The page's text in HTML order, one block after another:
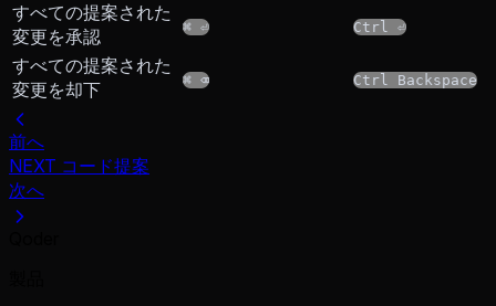
すべての提案された
変更を承認
⌘ ⏎ Ctrl ⏎
すべての提案された
変更を却下
⌘ ⌫ Ctrl Backspace
前へ
NEXT コード提案
次へ